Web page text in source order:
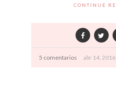
CONTINUE
5 comentarios abr 14, 2016